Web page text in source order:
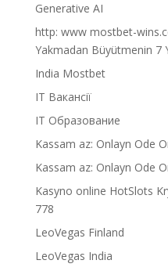
Generative AI
http: www mostbet-
Yakmadan Büyütmenin 7
India Mostbet
IT Вакансії
IT Образование
Kassam az: Onlayn Ode
Kassam az: Onlayn Ode
Kasyno online HotSlots
778
LeoVegas Finland
LeoVegas India